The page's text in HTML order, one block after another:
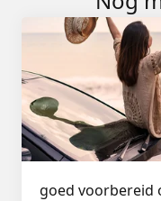
goed voorbereid